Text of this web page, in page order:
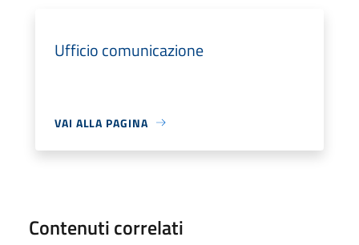
Ufficio comunicazione
VAI ALLA PAGINA
Contenuti correlati